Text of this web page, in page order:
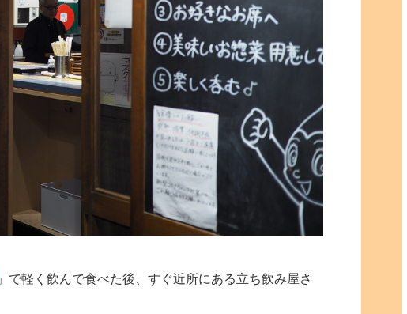
」で軽く飲んで食べた後、すぐ近所にある立ち飲み屋さ